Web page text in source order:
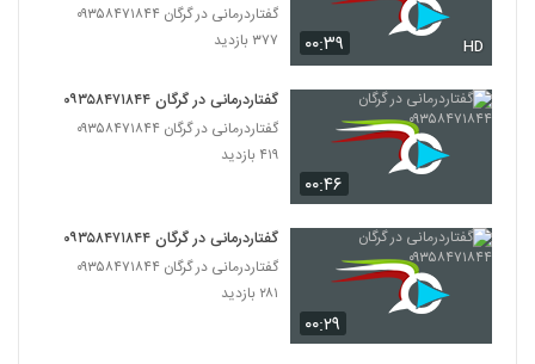
۰۰:۳۹ HD
گفتاردرمانی در گرگان ۰۹۳۵۸۴۷۱۸۴۴
۳۷۷ بازدید
۰۰:۴۶
گفتاردرمانی در گرگان ۰۹۳۵۸۴۷۱۸۴۴
گفتاردرمانی در گرگان ۰۹۳۵۸۴۷۱۸۴۴
۴۱۹ بازدید
۰۰:۲۹
گفتاردرمانی در گرگان ۰۹۳۵۸۴۷۱۸۴۴
گفتاردرمانی در گرگان ۰۹۳۵۸۴۷۱۸۴۴
۲۸۱ بازدید